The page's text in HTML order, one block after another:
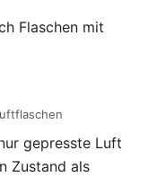
Flaschen mit
gepresste Luft
Zustand als